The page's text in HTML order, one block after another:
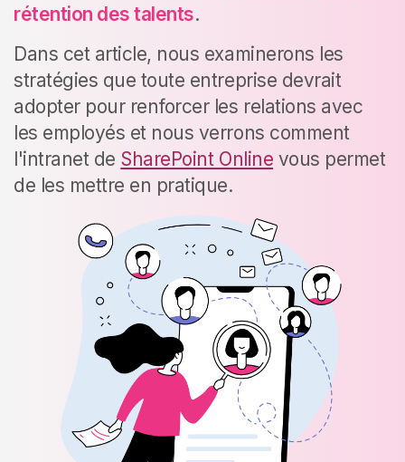
rétention des talents.
Dans cet article, nous examinerons les
stratégies que toute entreprise devrait
adopter pour renforcer les relations avec
les employés et nous verrons comment
l'intranet de SharePoint Online vous permet
de les mettre en pratique.